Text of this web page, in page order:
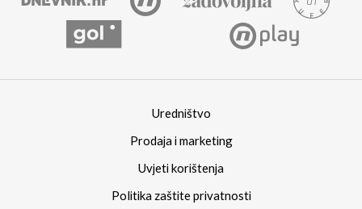
Uredništvo
Prodaja i marketing
Uvjeti korištenja
Politika zaštite privatnosti